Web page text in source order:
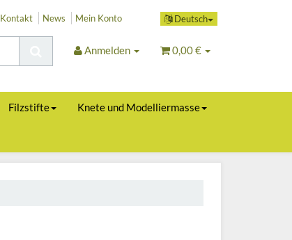
Deutsch
Kontakt News Mein Konto
Anmelden 0,00 €
Filzstifte Knete und Modelliermasse